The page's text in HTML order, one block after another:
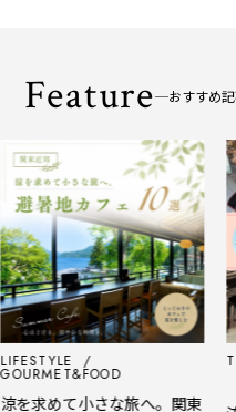
Feature おすすめ
を求めて小さな旅へ。関東